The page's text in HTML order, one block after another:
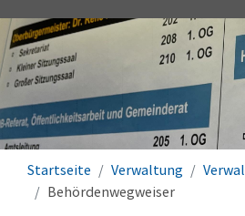
Startseite Verwaltung
Behördenwegweiser